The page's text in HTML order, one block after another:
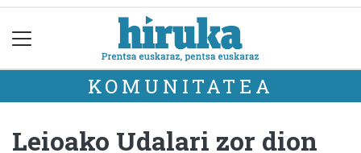
KOMUNITATEA
Leioako Udalari zor dion